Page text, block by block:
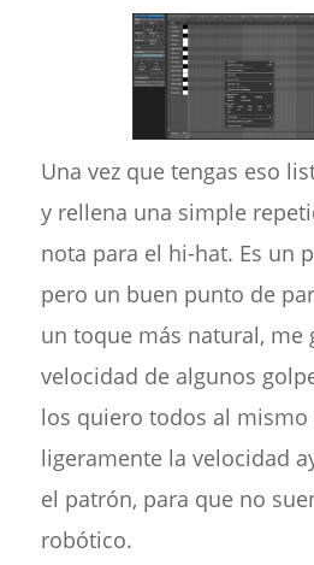
Una vez que tengas eso
y rellena una simple
nota para el hi-hat. Es un
pero un buen punto de
un toque más natural, me
velocidad de algunos
los quiero todos al mismo
ligeramente la velocidad
el patrón, para que no
robótico.